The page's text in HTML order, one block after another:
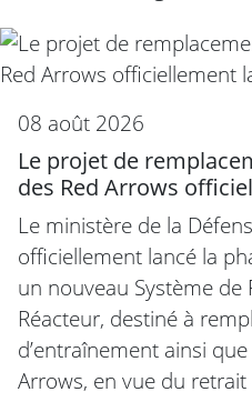
08 août 2026
Le projet de
des Red Arrows
Le ministère de la
officiellement lancé la
un nouveau Système
Réacteur, destiné à
d’entraînement ainsi
Arrows, en vue du